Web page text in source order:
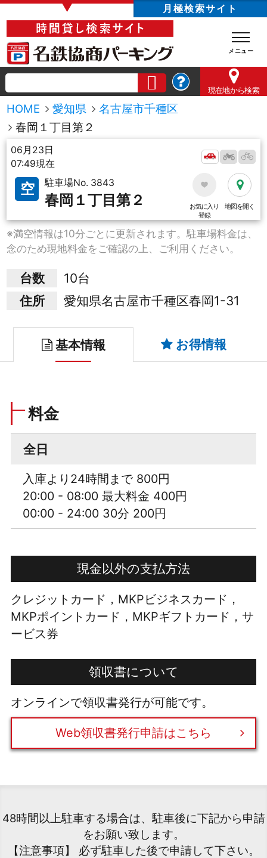
▼ 月極検索サイト
現在地から検索
HOME 愛知県
名古屋市千種区
春岡１丁目第２
06月23日
07:49現在
空 駐車場No. 3843
春岡１丁目第２
お気に入り
登録
地図を開く
※満空情報は10分ごとに更新されます。駐車場料金は、
念のため現地料金をご確認の上、ご利用ください。
台数
10台
住所
愛知県名古屋市千種区春岡1-31
基本情報 お得情報
料金
全日
入庫より24時間まで 800円
20:00 - 08:00 最大料金 400円
00:00 - 24:00 30分 200円
現金以外の支払方法
クレジットカード，MKPビジネスカード，
MKPポイントカード，MKPギフトカード，サ
ービス券
領収書について
オンラインで領収書発行が可能です。
Web領収書発行申請はこちら
48時間以上駐車する場合は、駐車後に下記から申請
をお願い致します。
【注意事項】 必ず駐車した後で申請して下さい。